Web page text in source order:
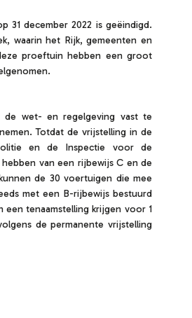
31 december 2022 is geëindigd.
waarin het Rijk, gemeenten en
proeftuin hebben een groot
de wet- en regelgeving vast te
Totdat de vrijstelling in de
en de Inspectie voor de
van een rijbewijs C en de
de 30 voertuigen die mee
met een B-rijbewijs bestuurd
tenaamstelling krijgen voor 1
de permanente vrijstelling